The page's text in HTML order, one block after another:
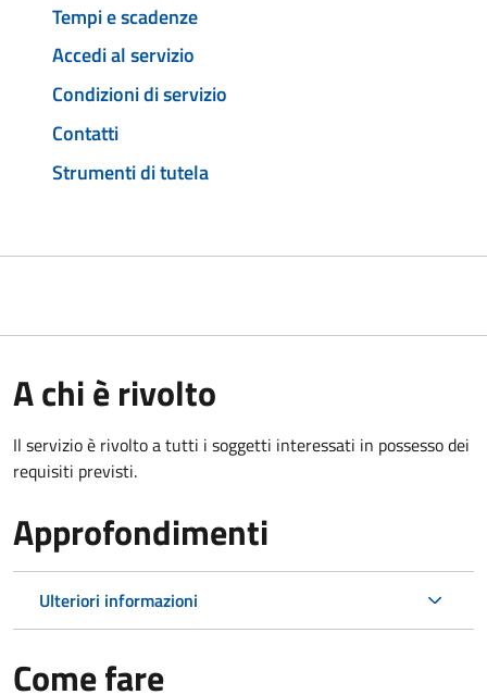
Tempi e scadenze
Accedi al servizio
Condizioni di servizio
Contatti
Strumenti di tutela
A chi è rivolto
Il servizio è rivolto a tutti i soggetti interessati in possesso dei
requisiti previsti.
Approfondimenti
Ulteriori informazioni
Come fare